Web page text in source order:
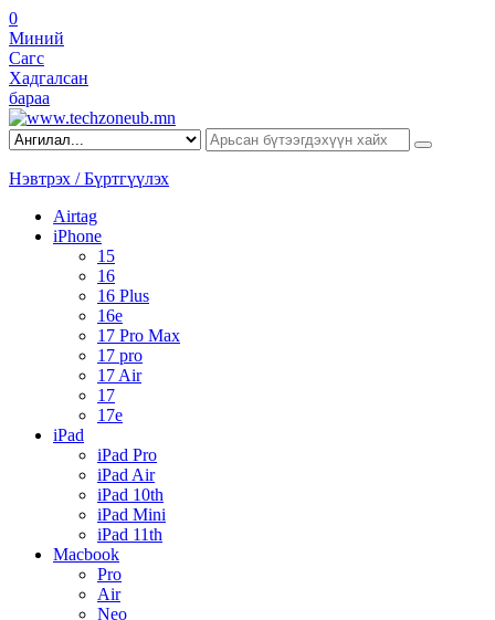
0
Миний
Сагс
Хадгалсан
бараа
Нэвтрэх / Бүртгүүлэх
Airtag
iPhone
15
16
16 Plus
16e
17 Pro Max
17 pro
17 Air
17
17e
iPad
iPad Pro
iPad Air
iPad 10th
iPad Mini
iPad 11th
Macbook
Pro
Air
Neo